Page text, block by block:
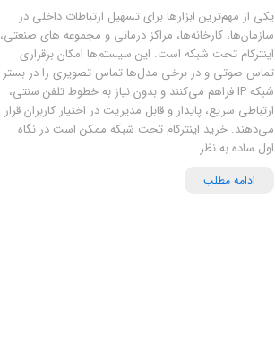
یکی از مهم‌ترین ابزارها برای تسهیل ارتباطات داخلی در
سازمان‌ها، کارخانه‌ها، مراکز درمانی و مجموعه‌ های صنعتی،
اینترکام تحت شبکه است. این سیستم‌ها امکان برقراری
تماس صوتی و در برخی مدل‌ها تماس تصویری را در بستر
شبکه IP فراهم می‌کنند و بدون نیاز به خطوط تلفن سنتی،
ارتباطی سریع، پایدار و قابل مدیریت در اختیار کاربران قرار
می‌دهند. خرید اینترکام تحت شبکه ممکن است در نگاه
اول ساده به نظر …
ادامه مطلب